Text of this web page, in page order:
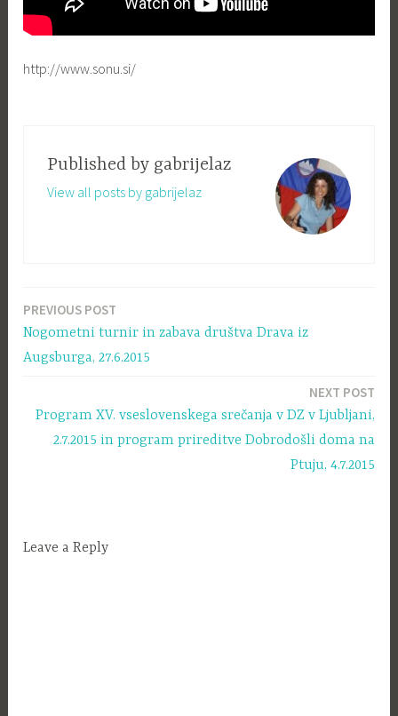
http://www.sonu.si/
Published by gabrijelaz
View all posts by gabrijelaz
Navigacija
prispevka
PREVIOUS POST
Nogometni turnir in zabava društva Drava iz
Augsburga, 27.6.2015
NEXT POST
Program XV. vseslovenskega srečanja v DZ v Ljubljani,
2.7.2015 in program prireditve Dobrodošli doma na
Ptuju, 4.7.2015
Leave a Reply